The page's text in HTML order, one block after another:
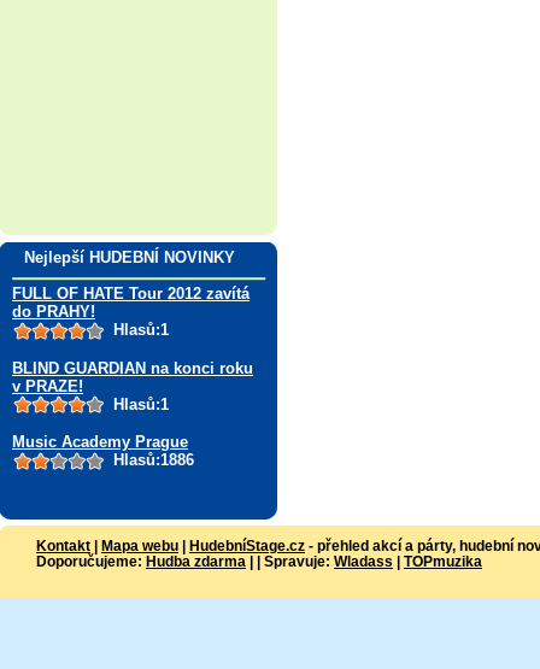
Nejlepší HUDEBNÍ NOVINKY
FULL OF HATE Tour 2012 zavítá
do PRAHY!
Hlasů:1
BLIND GUARDIAN na konci roku
v PRAZE!
Hlasů:1
Music Academy Prague
Hlasů:1886
Kontakt | Mapa webu | HudebníStage.cz - přehled akcí a párty, hudební
Doporučujeme: Hudba zdarma | | Spravuje: Wladass | TOPmuzika